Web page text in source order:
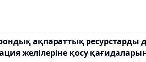
ақпараттық ресурстарды
желілеріне қосу